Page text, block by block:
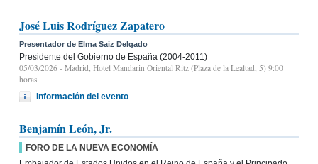
José Luis Rodríguez Zapatero
Presentador de Elma Saiz Delgado
Presidente del Gobierno de España (2004-2011)
05/03/2026 - Madrid, Hotel Mandarin Oriental Ritz (Plaza de la Lealtad, 5) 9:00
horas
Información del evento
Benjamín León, Jr.
FORO DE LA NUEVA ECONOMÍA